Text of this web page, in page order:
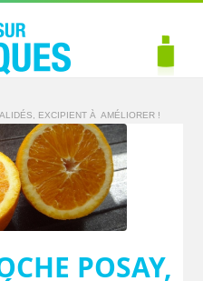
EXCIPIENT À AMÉLIORER !
POSAY,